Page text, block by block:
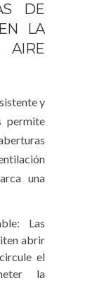
DE
LA
y
permite
una
Las
abrir
el
la